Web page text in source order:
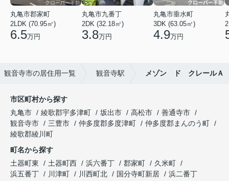
丸亀市郡家町
2LDK (70.95㎡)
6.5万円
丸亀市九番丁
2DK (32.18㎡)
3.8万円
丸亀市垂水町
3DK (63.05㎡)
4.9万円
観音寺市の居住用一覧 観音寺駅 メゾン ド クレールＡ
市区町村から探す
丸亀市
綾歌郡宇多津町 坂出市 高松市
善通寺市
観音寺市
三豊市 仲多度郡多度津町
仲多度郡まんのう町
綾歌郡綾川町
町名から探す
土器町東
土器町西 浜六番丁 郡家町
久米町
浜五番丁
川津町 川西町北 国分寺町新居
浜二番丁